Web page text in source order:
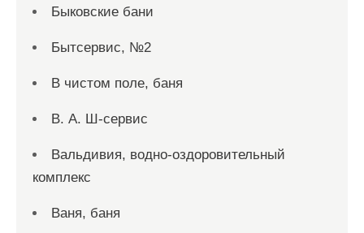
Быковские бани
Бытсервис, №2
В чистом поле, баня
В. А. Ш-сервис
Вальдивия, водно-оздоровительный
комплекс
Ваня, баня